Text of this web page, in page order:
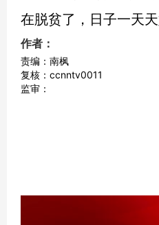
在脱贫了，日子一天天
作者：
责编：南枫
复核：ccnntv0011
监审：